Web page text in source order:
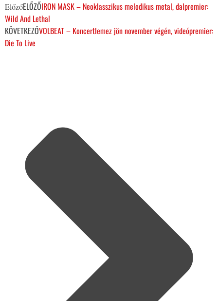
ElőzőELŐZŐIRON MASK – Neoklasszikus melodikus metal, dalpremier:
Wild And Lethal
KÖVETKEZŐVOLBEAT – Koncertlemez jön november végén, videópremier:
Die To Live